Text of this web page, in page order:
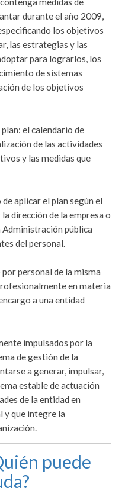
durante el año 2009,
los objetivos
las estrategias y las
para lograrlos, los
de sistemas
de los objetivos
el calendario de
de las actividades
y las medidas que
aplicar el plan según el
dirección de la empresa o
pública
del personal.
personal de la misma
en materia
a una entidad
impulsados por la
de gestión de la
a generar, impulsar,
estable de actuación
de la entidad en
y que integre la
puede